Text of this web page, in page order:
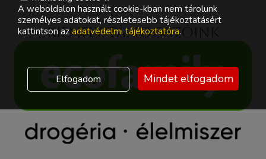
Kiemelt támogatóink
A weboldalon használt cookie-kban nem tárolunk
személyes adatokat, részletesebb tájékoztatásért
kattintson az adatvédelmi tájékoztatóra.
Elfogadom Mindet elfogadom